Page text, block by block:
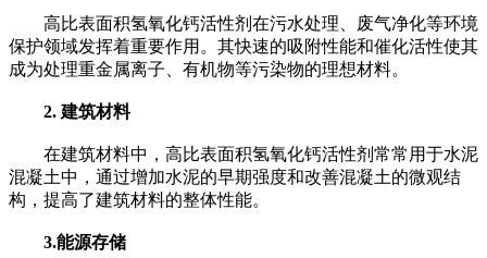
高比表面积氢氧化钙活性剂在污水处理、废气净化等环境
保护领域发挥着重要作用。其快速的吸附性能和催化活性使其
成为处理重金属离子、有机物等污染物的理想材料。
2. 建筑材料
在建筑材料中，高比表面积氢氧化钙活性剂常常用于水泥
混凝土中，通过增加水泥的早期强度和改善混凝土的微观结
构，提高了建筑材料的整体性能。
3.能源存储